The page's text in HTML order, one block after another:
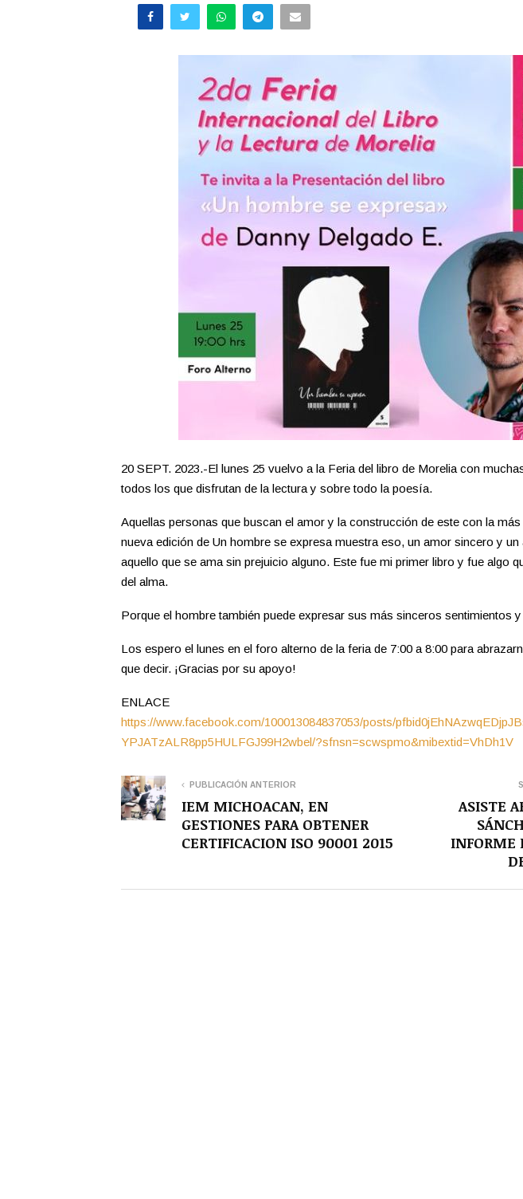
20 SEPT. 2023.-El lunes 25 vuelvo a la Feria del libro de Morelia con
todos los que disfrutan de la lectura y sobre todo la poesía.
Aquellas personas que buscan el amor y la construcción de este con la
nueva edición de Un hombre se expresa muestra eso, un amor sincero y
aquello que se ama sin prejuicio alguno. Este fue mi primer libro y fue algo
del alma.
Porque el hombre también puede expresar sus más sinceros sentimientos
Los espero el lunes en el foro alterno de la feria de 7:00 a 8:00 para
que decir. ¡Gracias por su apoyo!
ENLACE
https://www.facebook.com/100013084837053/posts/
YPJATzALR8pp5HULFGJ99H2wbel/?sfnsn=scwspmo&mibextid=VhDh1V
PUBLICACIÓN ANTERIOR
IEM MICHOACAN, EN
GESTIONES PARA OBTENER
CERTIFICACION ISO 90001 2015
ASISTE
INFORME